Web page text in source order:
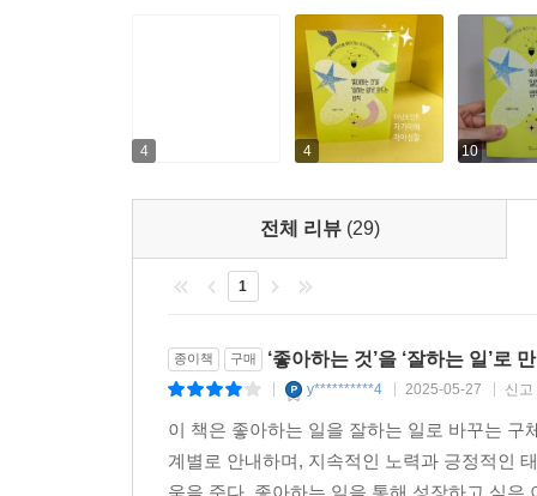
4 4 10
전체 리뷰 (29)
1
종이책 구매 ‘좋아하는 것’을 ‘잘하는 일’로
y**********4 2025-05-27 신고
이 책은 좋아하는 일을 잘하는 일로 바꾸는
계별로 안내하며, 지속적인 노력과 긍정적인
움을 준다. 좋아하는 일을 통해 성장하고 싶